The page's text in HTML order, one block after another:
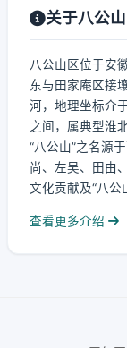
关于八公
八公山区位于安
东与田家庵区接
河，地理坐标介
之间，属典型淮
“八公山”之名源
尚、左吴、田由
文化贡献及“八公
查看更多介绍